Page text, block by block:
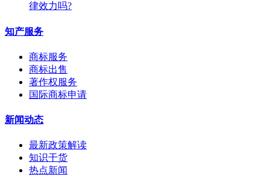
律效力吗?
知产服务
商标服务
商标出售
著作权服务
国际商标申请
新闻动态
最新政策解读
知识干货
热点新闻